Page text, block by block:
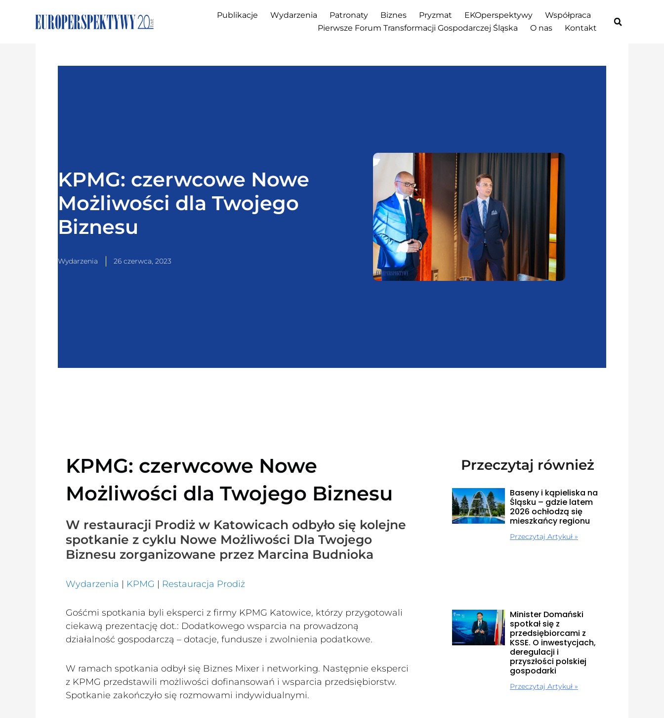
Publikacje Wydarzenia Patronaty Biznes Pryzmat EKOperspektywy
Współpraca
Pierwsze Forum Transformacji Gospodarczej Śląska
O nas Kontakt
KPMG: czerwcowe Nowe
Możliwości dla Twojego
Biznesu
Wydarzenia 26 czerwca, 2023
KPMG: czerwcowe Nowe
Możliwości dla Twojego Biznesu
W restauracji Prodiż w Katowicach odbyło się kolejne
spotkanie z cyklu Nowe Możliwości Dla Twojego
Biznesu zorganizowane przez Marcina Budnioka
Wydarzenia | KPMG | Restauracja Prodiż
Gośćmi spotkania byli eksperci z firmy KPMG Katowice, którzy przygotowali
ciekawą prezentację dot.: Dodatkowego wsparcia na prowadzoną
działalność gospodarczą – dotacje, fundusze i zwolnienia podatkowe.
W ramach spotkania odbył się Biznes Mixer i networking. Następnie eksperci
z KPMG przedstawili możliwości dofinansowań i wsparcia przedsiębiorstw.
Spotkanie zakończyło się rozmowami indywidualnymi.
Przeczytaj również
Baseny i kąpieliska na
Śląsku – gdzie latem
2026 ochłodzą się
mieszkańcy regionu
Przeczytaj Artykuł »
Minister Domański
spotkał się z
przedsiębiorcami z
KSSE. O inwestycjach,
deregulacji i
przyszłości polskiej
gospodarki
Przeczytaj Artykuł »